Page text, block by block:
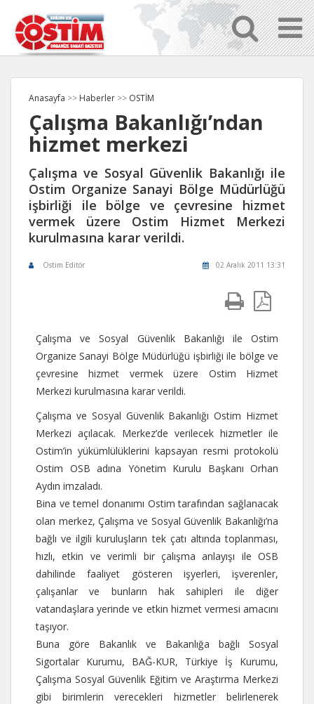
Anasayfa >> Haberler >> OSTİM
Çalışma Bakanlığı’ndan
hizmet merkezi
Çalışma ve Sosyal Güvenlik Bakanlığı ile
Ostim Organize Sanayi Bölge Müdürlüğü
işbirliği ile bölge ve çevresine hizmet
vermek üzere Ostim Hizmet Merkezi
kurulmasına karar verildi.
Ostim Editör 02 Aralık 2011 13:31
Çalışma ve Sosyal Güvenlik Bakanlığı ile Ostim
Organize Sanayi Bölge Müdürlüğü işbirliği ile bölge ve
çevresine hizmet vermek üzere Ostim Hizmet
Merkezi kurulmasına karar verildi.
Çalışma ve Sosyal Güvenlik Bakanlığı Ostim Hizmet
Merkezi açılacak. Merkez’de verilecek hizmetler ile
Ostim’in yükümlülüklerini kapsayan resmi protokolü
Ostim OSB adına Yönetim Kurulu Başkanı Orhan
Aydın imzaladı.
Bina ve temel donanımı Ostim tarafından sağlanacak
olan merkez, Çalışma ve Sosyal Güvenlik Bakanlığı’na
bağlı ve ilgili kuruluşların tek çatı altında toplanması,
hızlı, etkin ve verimli bir çalışma anlayışı ile OSB
dahilinde faaliyet gösteren işyerleri, işverenler,
çalışanlar ve bunların hak sahipleri ile diğer
vatandaşlara yerinde ve etkin hizmet vermesi amacını
taşıyor.
Buna göre Bakanlık ve Bakanlığa bağlı Sosyal
Sigortalar Kurumu, BAĞ-KUR, Türkiye İş Kurumu,
Çalışma Sosyal Güvenlik Eğitim ve Araştırma Merkezi
gibi birimlerin verecekleri hizmetler belirlenerek